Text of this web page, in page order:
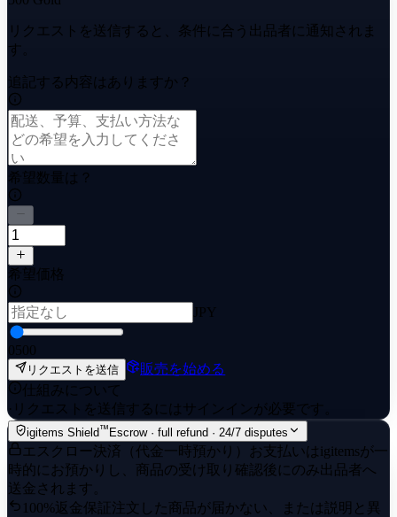
リクエストを送信すると、条件に合う出品者に通知されま
す。
追記する内容はありますか？
希望数量は？
希望価格
JPY
0500
リクエストを送信
販売を始める
仕組みについて
· リクエストを送信するにはサインインが必要です。
igitems Shield™Escrow · full refund · 24/7 disputes
エスクロー決済（代金一時預かり）
お支払いはigitemsが一
時的にお預かりし、商品の受け取り確認後にのみ出品者へ
送金されます。
100%返金保証 注文した商品が届かない、または説明と異